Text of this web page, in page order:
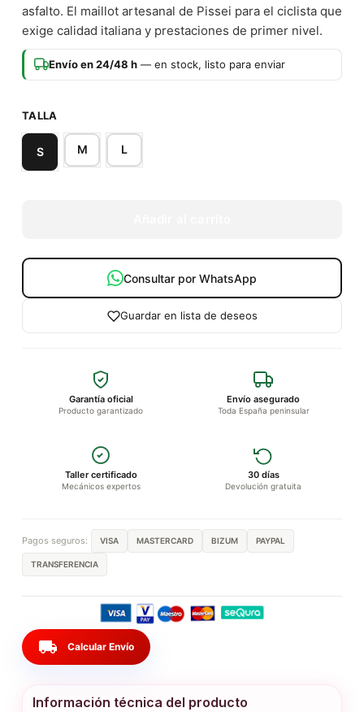
asfalto. El maillot artesanal de Pissei para el ciclista que
exige calidad italiana y prestaciones de primer nivel.
Envío en 24/48 h — en stock, listo para enviar
TALLA
S M L
Consultar por WhatsApp
Guardar en lista de deseos
Garantía oficial
Producto garantizado
Envío asegurado
Toda España peninsular
Taller certificado
Mecánicos expertos
30 días
Devolución gratuita
Pagos seguros: VISA MASTERCARD BIZUM PAYPAL
TRANSFERENCIA
local_shipping Calcular Envío
Información técnica del producto